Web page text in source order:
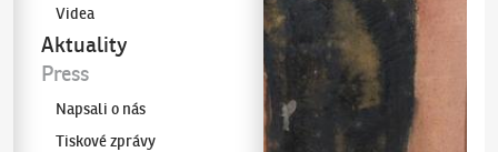
Videa
Aktuality
Press
Napsali o nás
Tiskové zprávy